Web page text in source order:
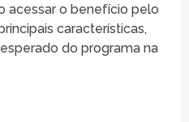
acessar o benefício pelo
características,
do programa na